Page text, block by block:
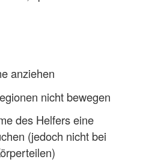
anziehen
nicht bewegen
des Helfers eine
(jedoch nicht bei